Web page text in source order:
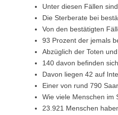
Unter diesen Fällen
Die Sterberate bei
Von den bestätigten
93 Prozent der jemals
Abzüglich der Toten
140 davon befinden
Davon liegen 42 auf
Einer von rund 790
Wie viele Menschen im
23.921 Menschen